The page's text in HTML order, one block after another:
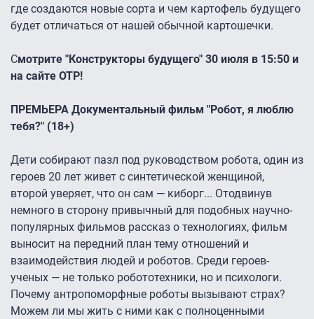
где создаются новые сорта и чем картофель будущего
будет отличаться от нашей обычной картошечки.
Смотрите "Конструкторы будущего" 30 июля в 15:50 и
на сайте ОТР!
ПРЕМЬЕРА Документальный фильм "Робот, я люблю
тебя?" (18+)
Дети собирают пазл под руководством робота, один из
героев 20 лет живет с синтетической женщиной,
второй уверяет, что он сам — киборг... Отодвинув
немного в сторону привычный для подобных научно-
популярных фильмов рассказ о технологиях, фильм
выносит на передний план тему отношений и
взаимодействия людей и роботов. Среди героев-
ученых — не только робототехники, но и психологи.
Почему антропоморфные роботы вызывают страх?
Можем ли мы жить с ними как с полноценными